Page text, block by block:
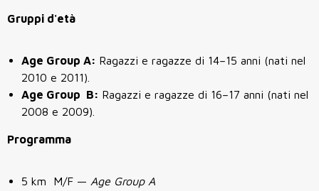
Gruppi d'età
Age Group A: Ragazzi e ragazze di 14–15 anni (nati nel
2010 e 2011).
Age Group B: Ragazzi e ragazze di 16–17 anni (nati nel
2008 e 2009).
Programma
5 km M/F — Age Group A